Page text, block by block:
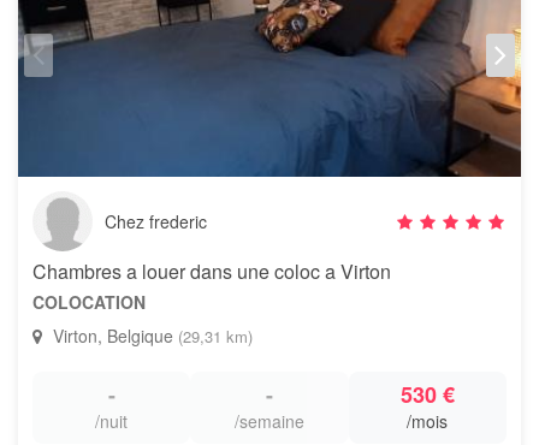
Chez frederic
Chambres a louer dans une coloc a Virton
COLOCATION
Virton, Belgique (29,31 km)
-
/nuit
-
/semaine
530 €
/mois